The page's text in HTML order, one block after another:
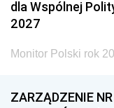
dla Wspólnej
2027
Monitor Polski rok
ZARZĄDZENIE